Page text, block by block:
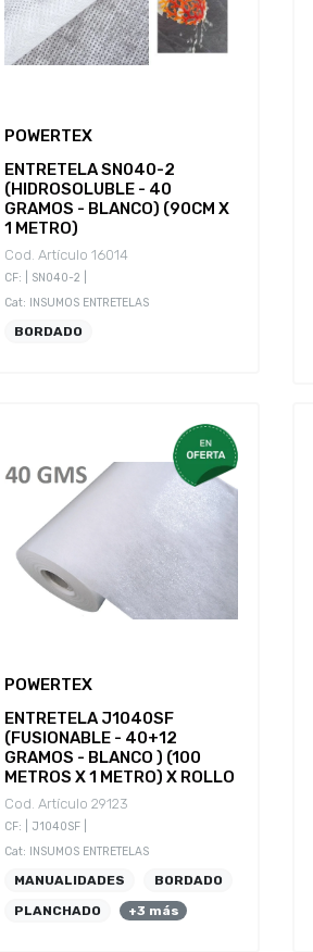
POWERTEX
ENTRETELA SN040-2
(HIDROSOLUBLE - 40
GRAMOS - BLANCO) (90CM X
1 METRO)
Cod. Artículo 16014
CF: | SN040-2 |
Cat: INSUMOS ENTRETELAS
BORDADO
POWERTEX
ENTRETELA J1040SF
(FUSIONABLE - 40+12
GRAMOS - BLANCO ) (100
METROS X 1 METRO) X ROLLO
Cod. Artículo 29123
CF: | J1040SF |
Cat: INSUMOS ENTRETELAS
MANUALIDADES
BORDADO
PLANCHADO
+3 más